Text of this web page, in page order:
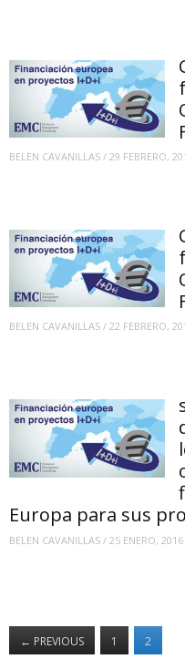
BELEN CAVANILLAS / 29 FEBRERO,
BELEN CAVANILLAS / 22 FEBRERO,
Europa para sus
BELEN CAVANILLAS / 25 ENERO, 2016
← PREVIOUS 1 2